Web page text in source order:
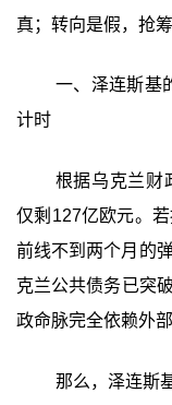
真；转向是假，抢筹
一、泽连斯基
计时
根据乌克兰财
仅剩127亿欧元。
前线不到两个月的
克兰公共债务已突
政命脉完全依赖外部
那么，泽连斯